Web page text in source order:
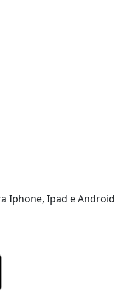
Iphone, Ipad e Android